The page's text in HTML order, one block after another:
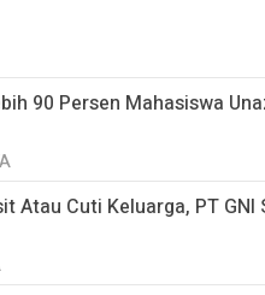
90 Persen Mahasiswa
Atau Cuti Keluarga, PT GNI